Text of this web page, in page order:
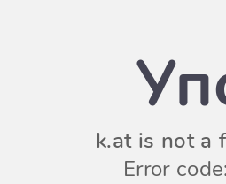
k.at is not a
Error